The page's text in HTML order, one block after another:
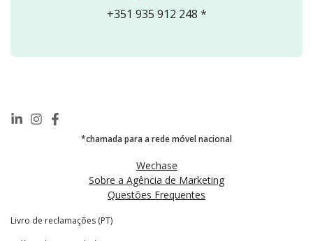
+351 935 912 248 *
*chamada para a rede móvel nacional
Wechase
Sobre a Agência de Marketing
Questões Frequentes
Livro de reclamações (PT)